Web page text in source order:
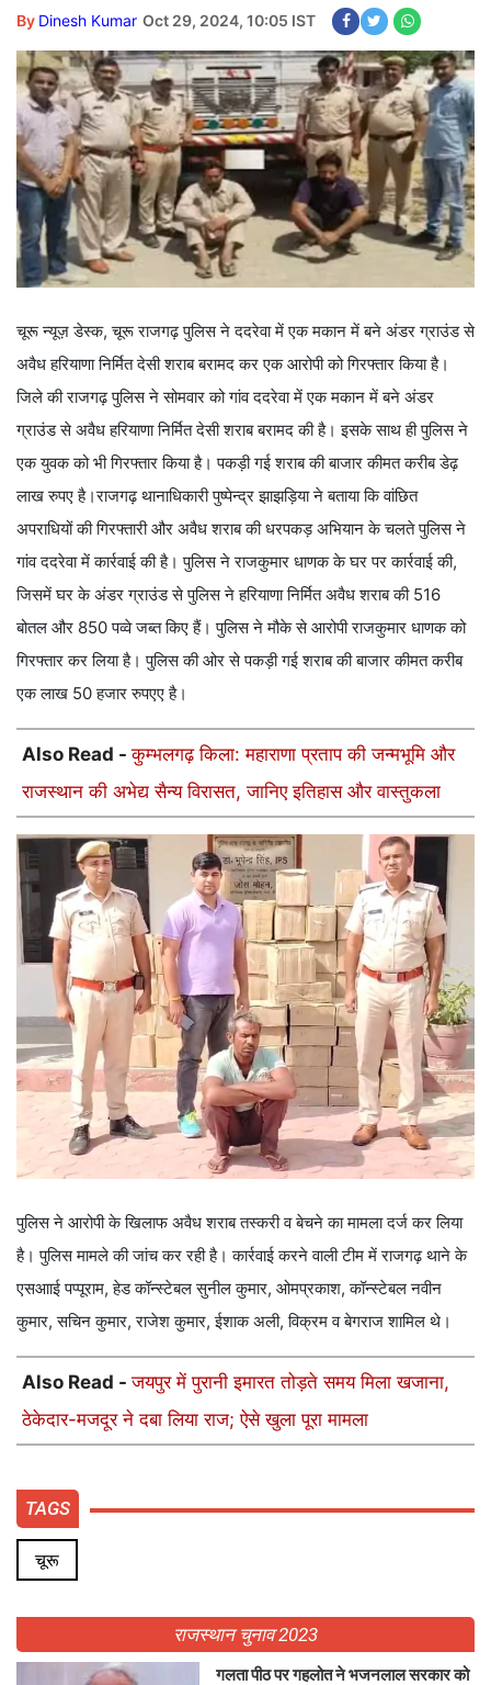
By Dinesh Kumar Oct 29, 2024, 10:05 IST
चूरू न्यूज़ डेस्क, चूरू राजगढ़ पुलिस ने ददरेवा में एक मकान में बने अंडर ग्राउंड से
अवैध हरियाणा निर्मित देसी शराब बरामद कर एक आरोपी को गिरफ्तार किया है।
जिले की राजगढ़ पुलिस ने सोमवार को गांव ददरेवा में एक मकान में बने अंडर
ग्राउंड से अवैध हरियाणा निर्मित देसी शराब बरामद की है। इसके साथ ही पुलिस ने
एक युवक को भी गिरफ्तार किया है। पकड़ी गई शराब की बाजार कीमत करीब डेढ़
लाख रुपए है।राजगढ़ थानाधिकारी पुष्पेन्द्र झाझड़िया ने बताया कि वांछित
अपराधियों की गिरफ्तारी और अवैध शराब की धरपकड़ अभियान के चलते पुलिस ने
गांव ददरेवा में कार्रवाई की है। पुलिस ने राजकुमार धाणक के घर पर कार्रवाई की,
जिसमें घर के अंडर ग्राउंड से पुलिस ने हरियाणा निर्मित अवैध शराब की 516
बोतल और 850 पव्वे जब्त किए हैं। पुलिस ने मौके से आरोपी राजकुमार धाणक को
गिरफ्तार कर लिया है। पुलिस की ओर से पकड़ी गई शराब की बाजार कीमत करीब
एक लाख 50 हजार रुपएए है।
Also Read -कुम्भलगढ़ किला: महाराणा प्रताप की जन्मभूमि और
राजस्थान की अभेद्य सैन्य विरासत, जानिए इतिहास और वास्तुकला
पुलिस ने आरोपी के खिलाफ अवैध शराब तस्करी व बेचने का मामला दर्ज कर लिया
है। पुलिस मामले की जांच कर रही है। कार्रवाई करने वाली टीम में राजगढ़ थाने के
एसआाई पप्पूराम, हेड कॉन्स्टेबल सुनील कुमार, ओमप्रकाश, कॉन्स्टेबल नवीन
कुमार, सचिन कुमार, राजेश कुमार, ईशाक अली, विक्रम व बेगराज शामिल थे।
Also Read -जयपुर में पुरानी इमारत तोड़ते समय मिला खजाना,
ठेकेदार-मजदूर ने दबा लिया राज; ऐसे खुला पूरा मामला
TAGS
चूरू
राजस्थान चुनाव 2023
गलता पीठ पर गहलोत ने भजनलाल सरकार को